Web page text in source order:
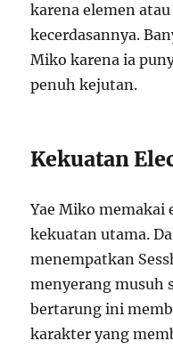
karena elemen
kecerdasannya.
Miko karena ia
penuh kejutan.
Kekuatan
Yae Miko memakai
kekuatan utama.
menempatkan
menyerang musuh
bertarung ini
karakter yang